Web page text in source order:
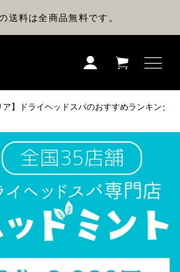
送料は全商品無料です。
ア】ドライヘッドスパのおすすめランキング